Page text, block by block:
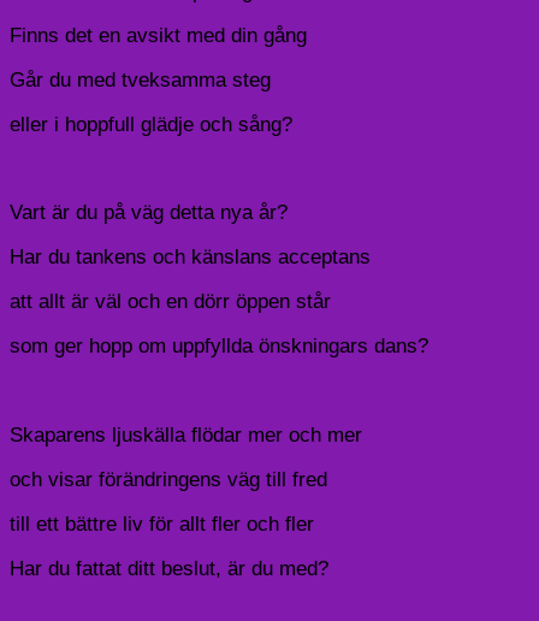
Finns det en avsikt med din gång
Går du med tveksamma steg
eller i hoppfull glädje och sång?
Vart är du på väg detta nya år?
Har du tankens och känslans acceptans
att allt är väl och en dörr öppen står
som ger hopp om uppfyllda önskningars dans?
Skaparens ljuskälla flödar mer och mer
och visar förändringens väg till fred
till ett bättre liv för allt fler och fler
Har du fattat ditt beslut, är du med?